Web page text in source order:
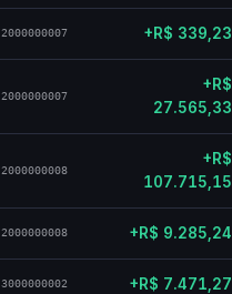
2000000007 +R$ 339,23
2000000007
+R$
27.565,33
2000000008
+R$
107.715,15
2000000008 +R$ 9.285,24
3000000002 +R$ 7.471,27